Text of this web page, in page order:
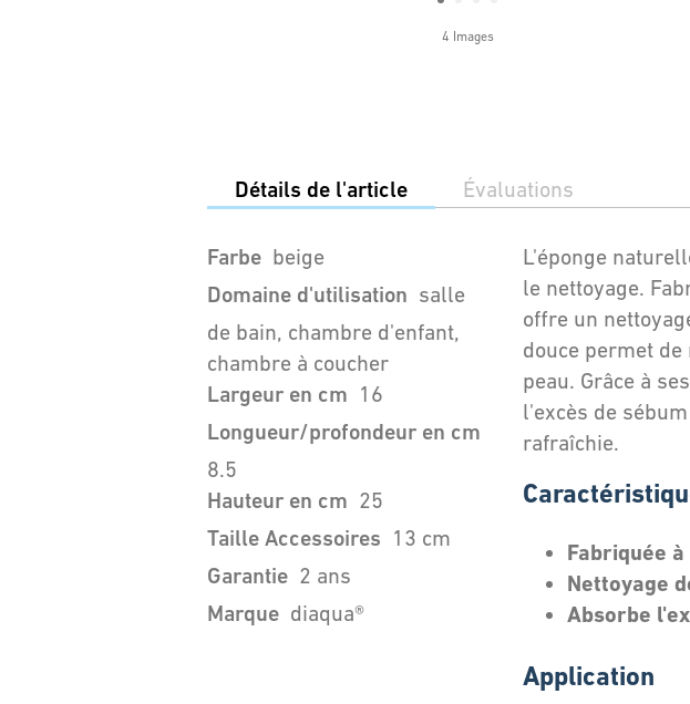
4 Images
Détails de l'article Évaluations
Farbe beige
Domaine d'utilisation salle
de bain, chambre d'enfant,
chambre à coucher
Largeur en cm 16
Longueur/profondeur en cm
8.5
Hauteur en cm 25
Taille Accessoires 13 cm
Garantie 2 ans
Marque diaqua®
L'éponge
le nettoyage.
offre un
douce permet
peau. Grâce à
l'excès de
rafraîchie.
Fabriquée
Nettoyage
Absorbe
Application